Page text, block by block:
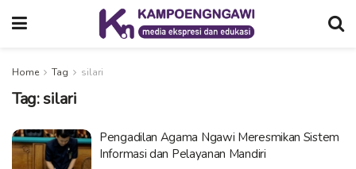
Home Tag silari
Tag:silari
Pengadilan Agama Ngawi Meresmikan Sistem
Informasi dan Pelayanan Mandiri